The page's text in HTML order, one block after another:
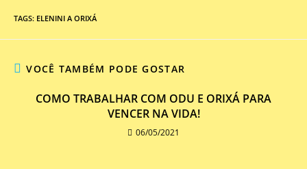
TAGS: ELENINI A ORIXÁ
VOCÊ TAMBÉM PODE GOSTAR
COMO TRABALHAR COM ODU E ORIXÁ PARA
VENCER NA VIDA!
06/05/2021